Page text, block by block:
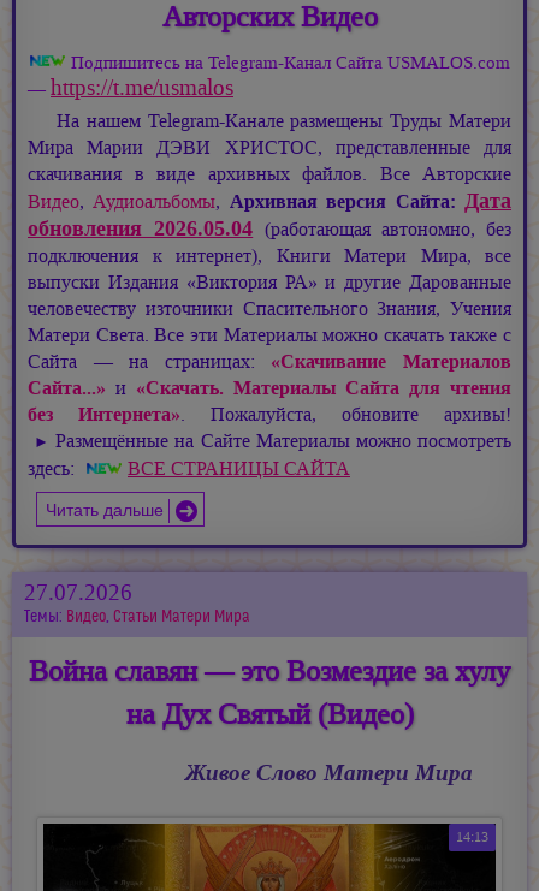
Авторских Видео
Подпишитесь на Telegram-Канал Сайта USMALOS.com
— https://t.me/usmalos
На нашем Telegram-Канале размещены Труды Матери
МираМарии ДЭВИ ХРИСТОС, представленные для
скачивания в виде архивных файлов. Все Авторские
Видео,Аудиоальбомы, Архивная версия Сайта:Дата
обновления 2026.05.04 (работающая автономно, без
подключения к интернет), Книги Матери Мира, все
выпуски Издания «Виктория РА» и другие Дарованные
человечеству източники Спасительного Знания, Учения
Матери Света. Все эти Материалы можно скачать также с
Сайта — на страницах: «Скачивание Материалов
Сайта...» и «Скачать. Материалы Сайта для чтения
без Интернета». Пожалуйста, обновите архивы!
► Размещённые на Сайте Материалы можно посмотреть
здесь:
ВСЕ СТРАНИЦЫ САЙТА
Читать дальше
27.07.2026
Темы: Видео, Статьи Матери Мира
Война славян — это Возмездие за хулу
на Дух Святый (Видео)
Живое Слово Матери Мира
14:13